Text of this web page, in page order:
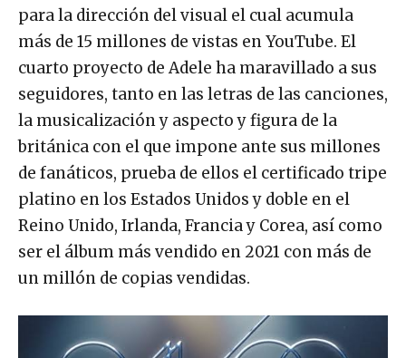
para la dirección del visual el cual acumula
más de 15 millones de vistas en YouTube. El
cuarto proyecto de Adele ha maravillado a sus
seguidores, tanto en las letras de las canciones,
la musicalización y aspecto y figura de la
británica con el que impone ante sus millones
de fanáticos, prueba de ellos el certificado tripe
platino en los Estados Unidos y doble en el
Reino Unido, Irlanda, Francia y Corea, así como
ser el álbum más vendido en 2021 con más de
un millón de copias vendidas.